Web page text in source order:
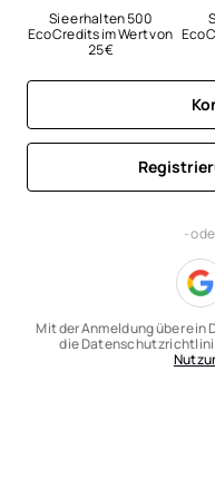
Sie erhalten 500
EcoCredits im Wert von
25 €
-
Mit der Anmeldung über
die